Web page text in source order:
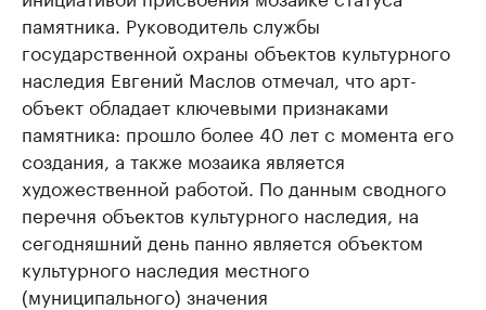
памятника. Руководитель службы
государственной охраны объектов культурного
наследия Евгений Маслов отмечал, что арт-
объект обладает ключевыми признаками
памятника: прошло более 40 лет с момента его
создания, а также мозаика является
художественной работой. По данным сводного
перечня объектов культурного наследия, на
сегодняшний день панно является объектом
культурного наследия местного
(муниципального) значения